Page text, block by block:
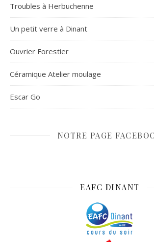
Troubles à Herbuchenne
Un petit verre à Dinant
Ouvrier Forestier
Céramique Atelier moulage
Escar Go
NOTRE PAGE
EAFC DINANT